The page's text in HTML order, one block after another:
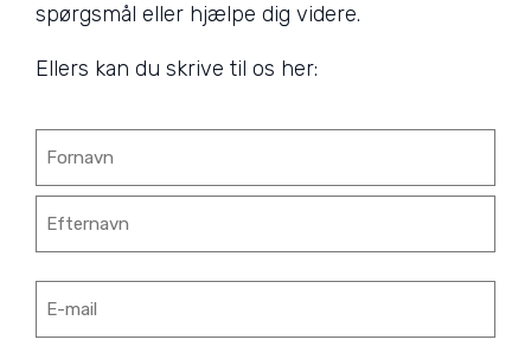
spørgsmål eller hjælpe dig videre.
Ellers kan du skrive til os her:
Navn
(Påkrævet)
E-
mail